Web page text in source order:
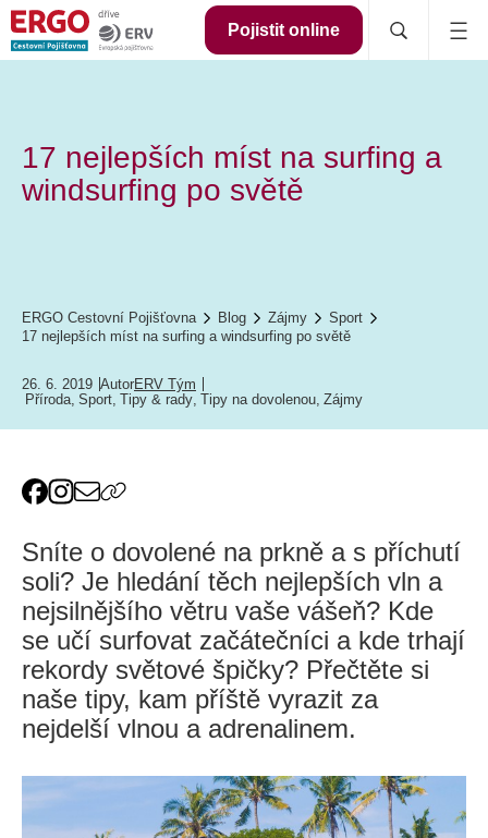
Pojistit online
17 nejlepších míst na surfing a
windsurfing po světě
ERGO Cestovní Pojišťovna Blog Zájmy
Sport
17 nejlepších míst na surfing a windsurfing po světě
26. 6. 2019 AutorERV Tým
Příroda, Sport, Tipy & rady, Tipy na dovolenou, Zájmy
Sníte o dovolené na prkně a s příchutí
soli? Je hledání těch nejlepších vln a
nejsilnějšího větru vaše vášeň? Kde
se učí surfovat začátečníci a kde trhají
rekordy světové špičky? Přečtěte si
naše tipy, kam příště vyrazit za
nejdelší vlnou a adrenalinem.